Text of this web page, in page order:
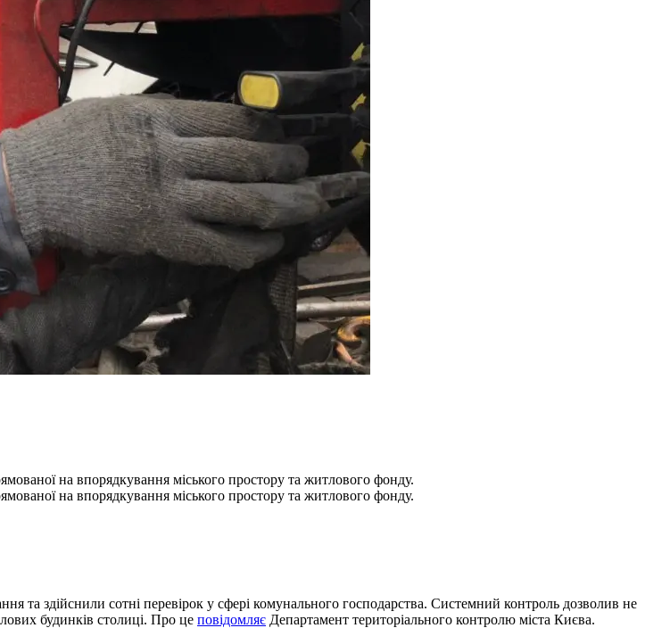
на впорядкування міського простору та житлового фонду.
на впорядкування міського простору та житлового фонду.
та здійснили сотні перевірок у сфері комунального господарства. Системний контроль дозволив не
будинків столиці. Про це повідомляє Департамент територіального контролю міста Києва.